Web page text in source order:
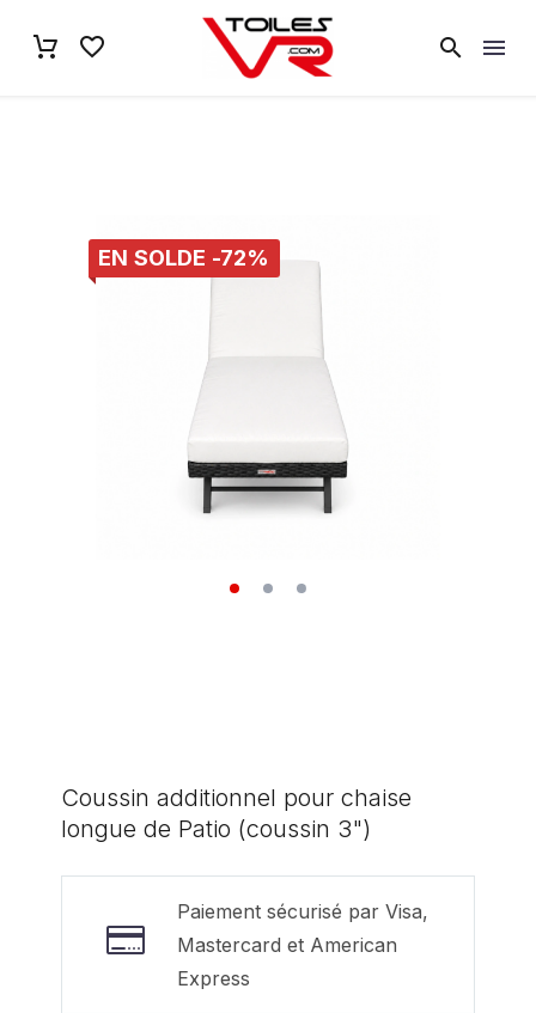
EN SOLDE -72%
Coussin additionnel pour chaise
longue de Patio (coussin 3")
Paiement sécurisé par Visa,
Mastercard et American
Express